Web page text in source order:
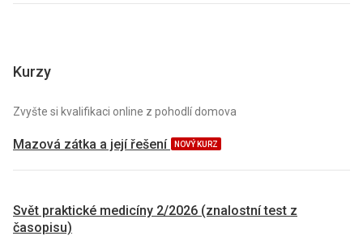
Kurzy
Zvyšte si kvalifikaci online z pohodlí domova
Mazová zátka a její řešení NOVÝ KURZ
Svět praktické medicíny 2/2026 (znalostní test z
časopisu)